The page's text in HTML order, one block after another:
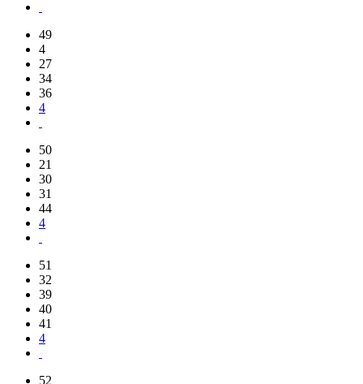
49
4
27
34
36
4
50
21
30
31
44
4
51
32
39
40
41
4
52